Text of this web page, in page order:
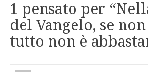
1 pensato per “
del Vangelo, se
tutto non è